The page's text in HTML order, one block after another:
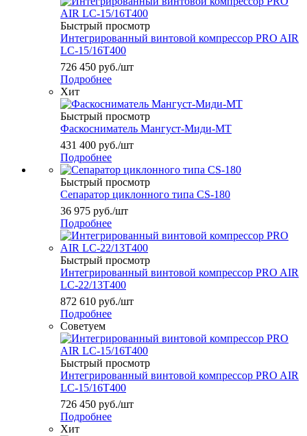
Быстрый просмотр
Интегрированный винтовой компрессор PRO AIR
LC-15/16T400
726 450 руб./шт
Подробнее
Хит
Быстрый просмотр
Фаскосниматель Мангуст-Миди-МТ
431 400 руб./шт
Подробнее
Быстрый просмотр
Сепаратор циклонного типа CS-180
36 975 руб./шт
Подробнее
Быстрый просмотр
Интегрированный винтовой компрессор PRO AIR
LC-22/13T400
872 610 руб./шт
Подробнее
Советуем
Быстрый просмотр
Интегрированный винтовой компрессор PRO AIR
LC-15/16T400
726 450 руб./шт
Подробнее
Хит